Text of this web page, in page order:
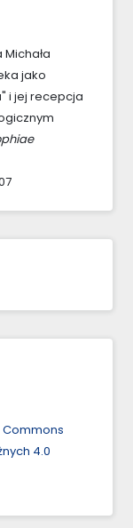
Michała
jako
i jej recepcja
4.0